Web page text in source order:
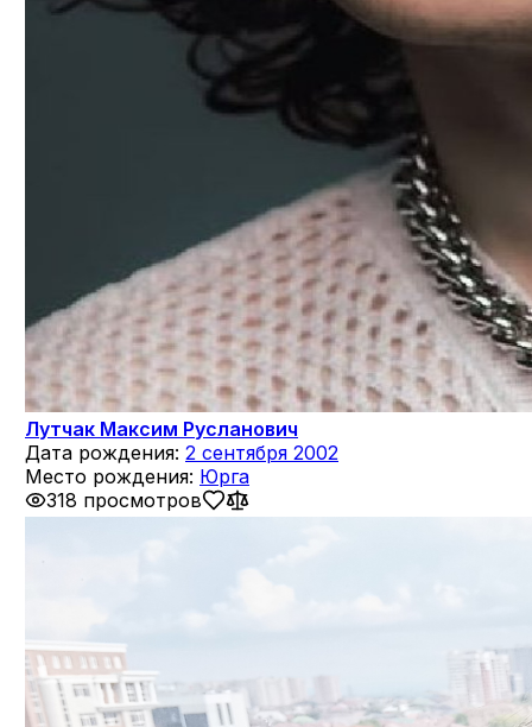
Лутчак Максим Русланович
Дата рождения: 2 сентября 2002
Место рождения: Юрга
318 просмотров